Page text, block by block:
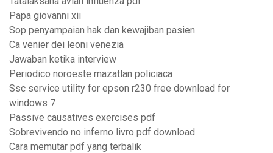
Papa giovanni xii
Sop penyampaian hak dan kewajiban pasien
Ca venier dei leoni venezia
Jawaban ketika interview
Periodico noroeste mazatlan policiaca
Ssc service utility for epson r230 free download for
windows 7
Passive causatives exercises pdf
Sobrevivendo no inferno livro pdf download
Cara memutar pdf yang terbalik